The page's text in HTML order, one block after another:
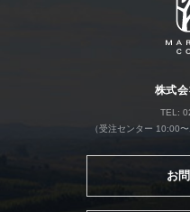
株式
TEL:
（受注センター 10:00
お